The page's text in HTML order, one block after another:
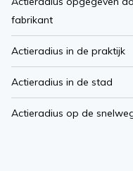
fabrikant
Actieradius in de praktijk
Actieradius in de stad
Actieradius op de